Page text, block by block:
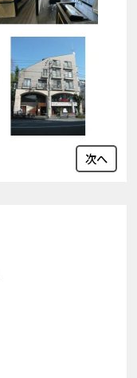
次へ